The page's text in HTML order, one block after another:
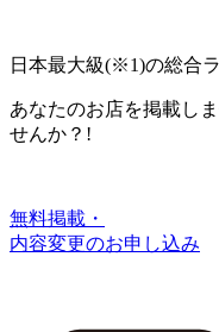
日本最大級(※1)の総合
あなたのお店を掲載し
せんか？!
無料掲載・
内容変更のお申し込み